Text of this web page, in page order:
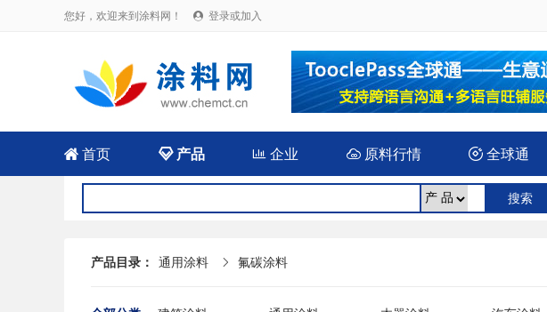
您好，欢迎来到涂料网！  登录或加入
 首页 产品  企业 原料行情  全球通
产品目录： 通用涂料  氟碳涂料